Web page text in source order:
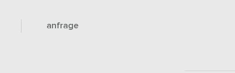
anfrage